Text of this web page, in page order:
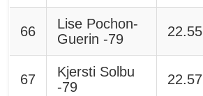
66
Lise Pochon-
Guerin -79
22.55
67
Kjersti Solbu
-79
22.57